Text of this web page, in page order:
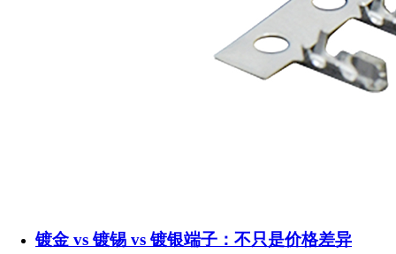
镀金 vs 镀锡 vs 镀银端子：不只是价格差异